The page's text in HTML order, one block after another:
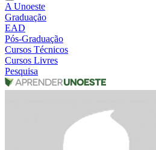
A Unoeste
Graduação
EAD
Pós-Graduação
Cursos Técnicos
Cursos Livres
Pesquisa